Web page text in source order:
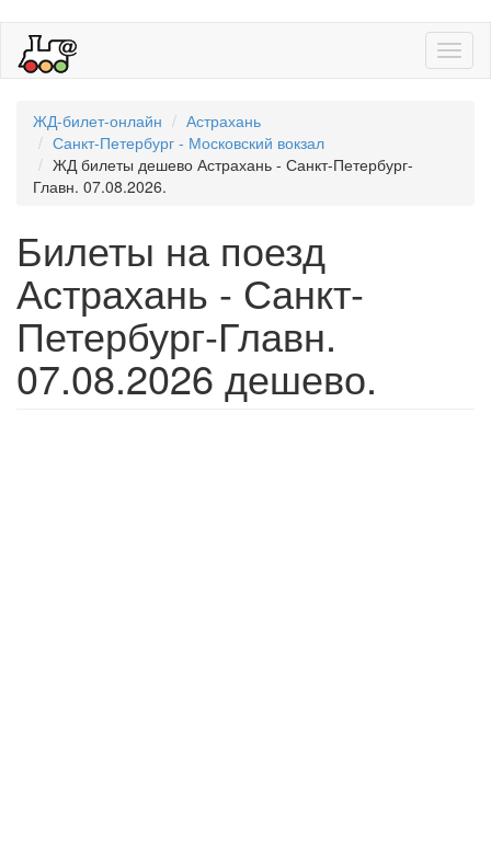
ЖД-билет-онлайн
Астрахань
Санкт-Петербург - Московский вокзал
ЖД билеты дешево Астрахань - Санкт-Петербург-
Главн. 07.08.2026.
Билеты на поезд
Астрахань - Санкт-
Петербург-Главн.
07.08.2026 дешево.